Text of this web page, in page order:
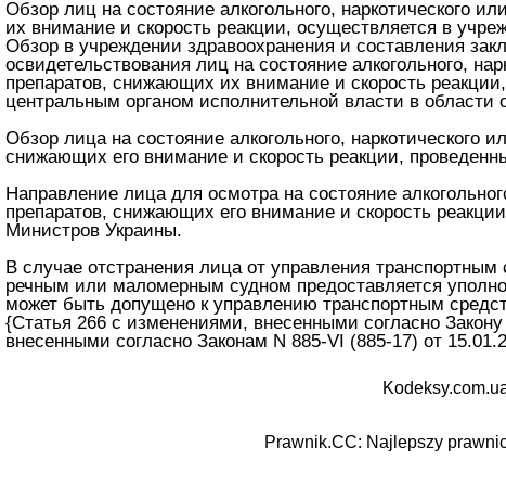
Обзор лиц на состояние алкогольного, наркотического
их внимание и скорость реакции, осуществляется в
Обзор в учреждении здравоохранения и составления
освидетельствования лиц на состояние алкогольного,
препаратов, снижающих их внимание и скорость
центральным органом исполнительной власти в области
Обзор лица на состояние алкогольного, наркотического
снижающих его внимание и скорость реакции,
Направление лица для осмотра на состояние
препаратов, снижающих его внимание и скорость
Министров Украины.
В случае отстранения лица от управления
речным или маломерным судном предоставляется
может быть допущено к управлению транспортным
{Статья 266 с изменениями, внесенными согласно
внесенными согласно Законам N 885-VI (885-17) от
Prawnik.CC: Najlepszy